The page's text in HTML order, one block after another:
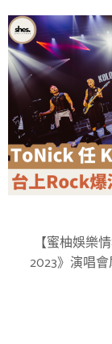
【蜜柚娛樂
2023》演唱